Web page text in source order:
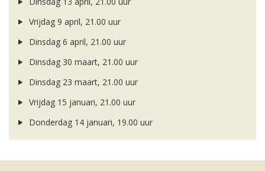
Vrijdag 9 april, 21.00 uur
Dinsdag 6 april, 21.00 uur
Dinsdag 30 maart, 21.00 uur
Dinsdag 23 maart, 21.00 uur
Vrijdag 15 januari, 21.00 uur
Donderdag 14 januari, 19.00 uur